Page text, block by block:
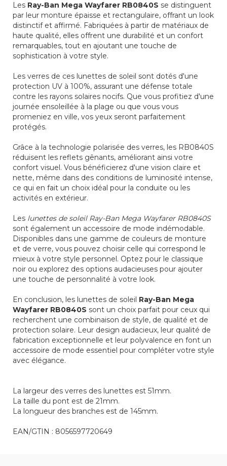
Les Ray-Ban Mega Wayfarer RB0840S se distinguent
par leur monture épaisse et rectangulaire, offrant un look
distinctif et affirmé. Fabriquées à partir de matériaux de
haute qualité, elles offrent une durabilité et un confort
remarquables, tout en ajoutant une touche de
sophistication à votre style.
Les verres de ces lunettes de soleil sont dotés d'une
protection UV à 100%, assurant une défense totale
contre les rayons solaires nocifs. Que vous profitiez d'une
journée ensoleillée à la plage ou que vous vous
promeniez en ville, vos yeux seront parfaitement
protégés.
Grâce à la technologie polarisée des verres, les RB0840S
réduisent les reflets gênants, améliorant ainsi votre
confort visuel. Vous bénéficierez d'une vision claire et
nette, même dans des conditions de luminosité intense,
ce qui en fait un choix idéal pour la conduite ou les
activités en extérieur.
Les lunettes de soleil Ray-Ban Mega Wayfarer RB0840S
sont également un accessoire de mode indémodable.
Disponibles dans une gamme de couleurs de monture
et de verre, vous pouvez choisir celle qui correspond le
mieux à votre style personnel. Optez pour le classique
noir ou explorez des options audacieuses pour ajouter
une touche de personnalité à votre look.
En conclusion, les lunettes de soleil Ray-Ban Mega
Wayfarer RB0840S sont un choix parfait pour ceux qui
recherchent une combinaison de style, de qualité et de
protection solaire. Leur design audacieux, leur qualité de
fabrication exceptionnelle et leur polyvalence en font un
accessoire de mode essentiel pour compléter votre style
avec élégance.
La largeur des verres des lunettes est 51mm.
La taille du pont est de 21mm.
La longueur des branches est de 145mm.
EAN/GTIN : 8056597720649